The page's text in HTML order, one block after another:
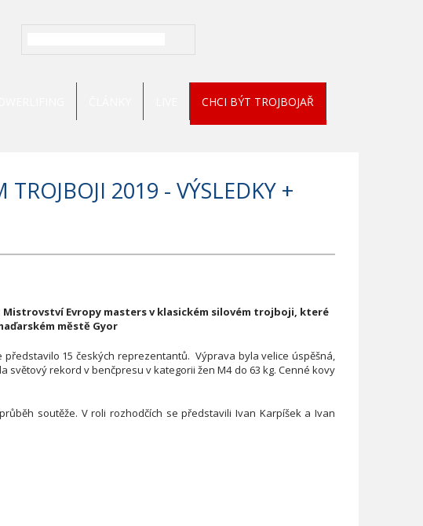
CHCI BÝT TROJBOJAŘ
2019 - VÝSLEDKY +
Evropy masters v klasickém silovém trojboji, které
městě Gyor
15 českých reprezentantů. Výprava byla velice úspěšná,
rekord v benčpresu v kategorii žen M4 do 63 kg. Cenné kovy
soutěže. V roli rozhodčích se představili Ivan Karpíšek a Ivan